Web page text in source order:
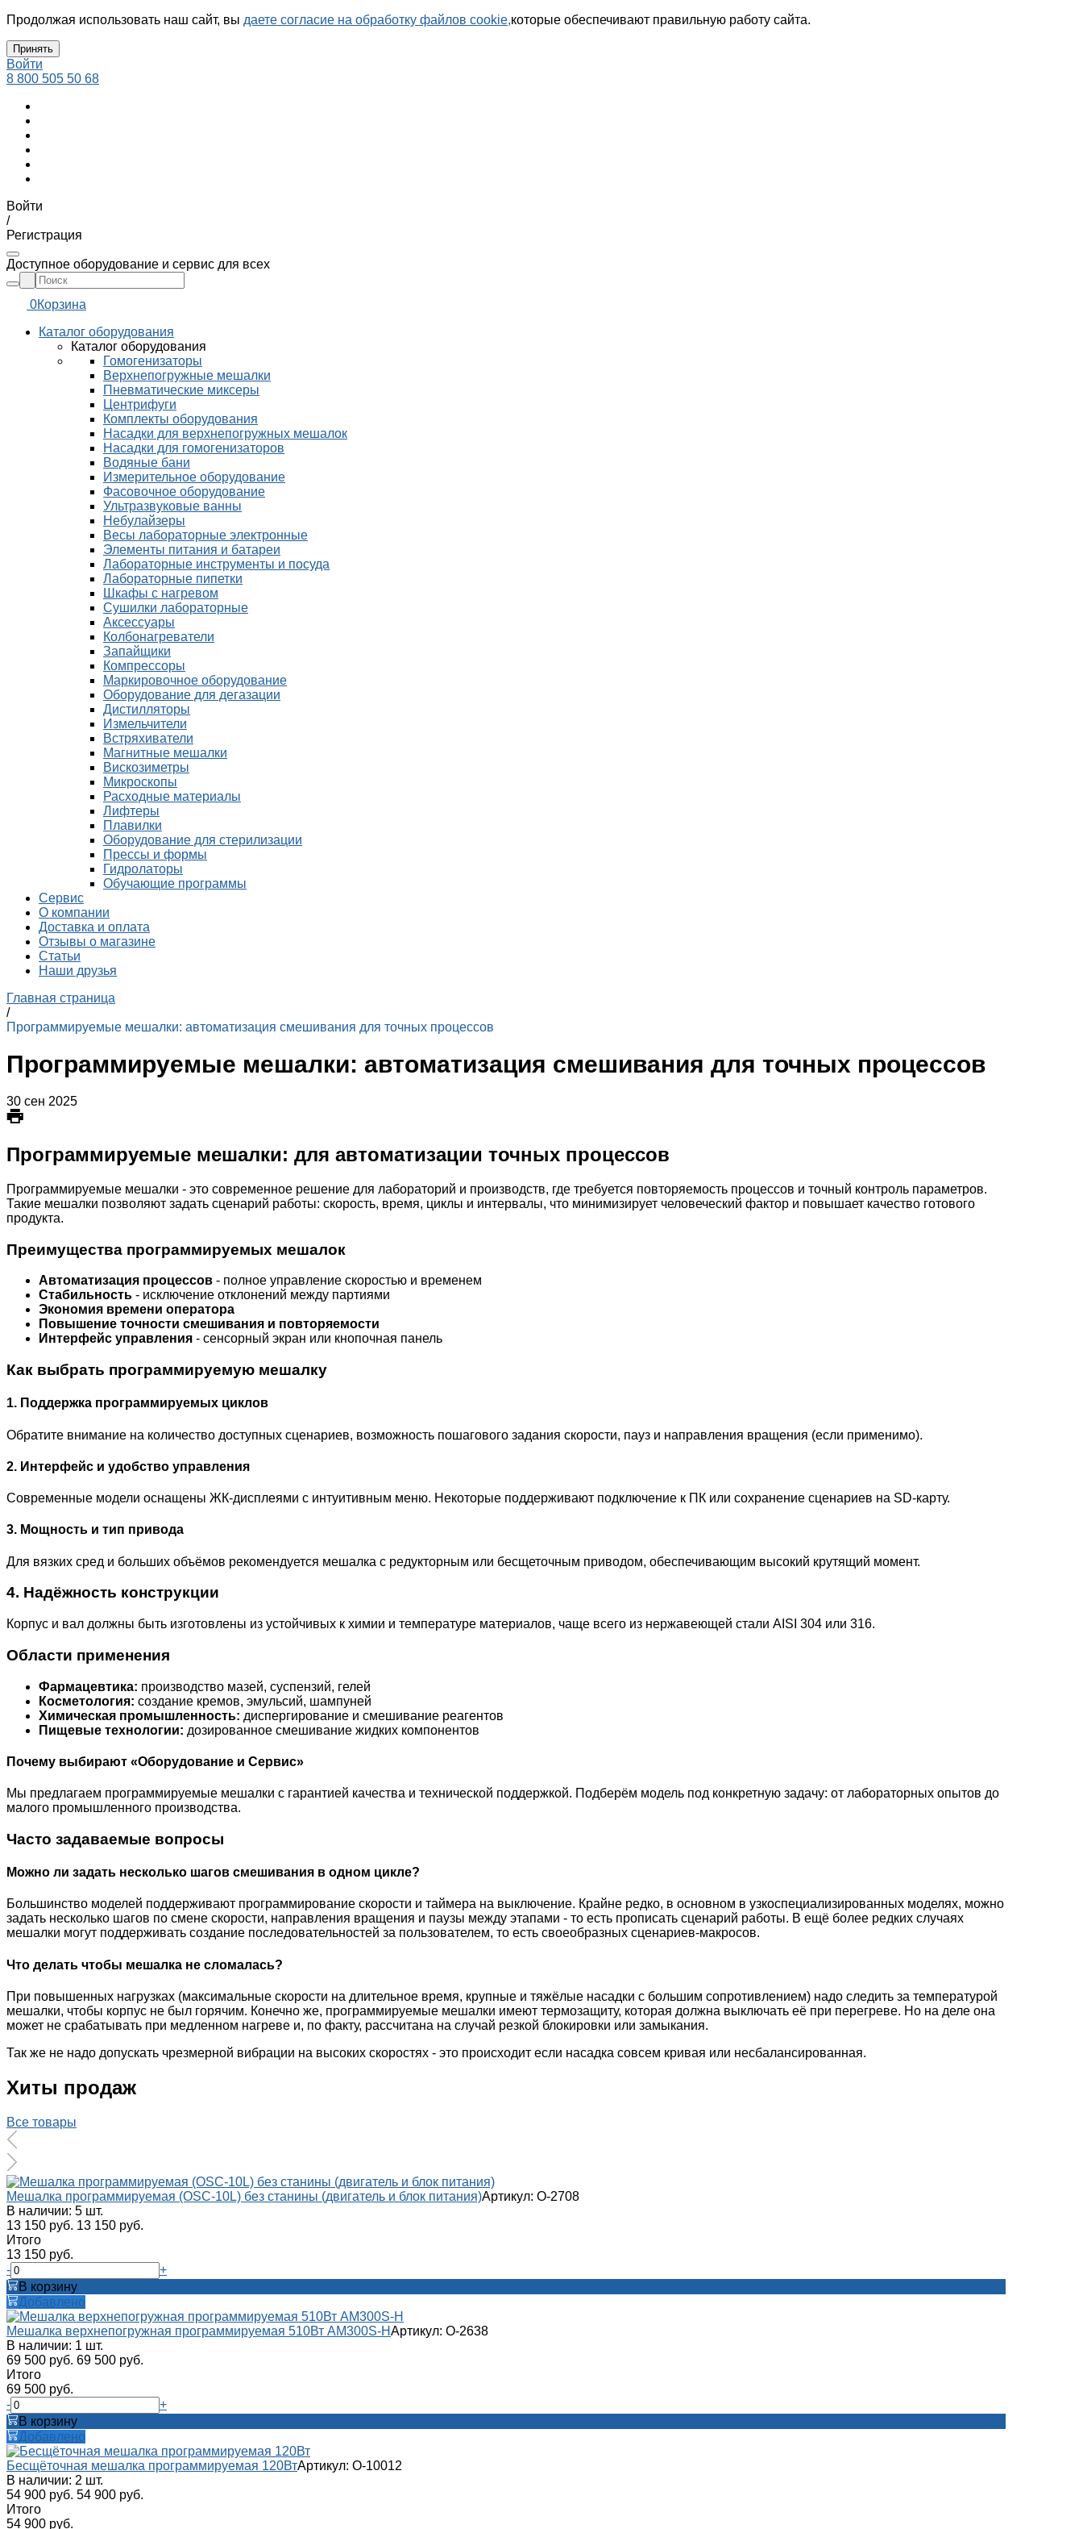
Продолжая использовать наш сайт, вы даете согласие на обработку файлов cookie,которые обеспечивают правильную работу сайта.
Принять
Войти
8 800 505 50 68
Войти
/
Регистрация
Доступное оборудование и сервис для всех
0Корзина
Каталог оборудования
Каталог оборудования
Гомогенизаторы
Верхнепогружные мешалки
Пневматические миксеры
Центрифуги
Комплекты оборудования
Насадки для верхнепогружных мешалок
Насадки для гомогенизаторов
Водяные бани
Измерительное оборудование
Фасовочное оборудование
Ультразвуковые ванны
Небулайзеры
Весы лабораторные электронные
Элементы питания и батареи
Лабораторные инструменты и посуда
Лабораторные пипетки
Шкафы с нагревом
Сушилки лабораторные
Аксессуары
Колбонагреватели
Запайщики
Компрессоры
Маркировочное оборудование
Оборудование для дегазации
Дистилляторы
Измельчители
Встряхиватели
Магнитные мешалки
Вискозиметры
Микроскопы
Расходные материалы
Лифтеры
Плавилки
Оборудование для стерилизации
Прессы и формы
Гидролаторы
Обучающие программы
Сервис
О компании
Доставка и оплата
Отзывы о магазине
Статьи
Наши друзья
Главная страница
/
Программируемые мешалки: автоматизация смешивания для точных процессов
Программируемые мешалки: автоматизация смешивания для точных процессов
30 сен 2025
Программируемые мешалки: для автоматизации точных процессов
Программируемые мешалки - это современное решение для лабораторий и производств, где требуется повторяемость процессов и точный контроль параметров.
Такие мешалки позволяют задать сценарий работы: скорость, время, циклы и интервалы, что минимизирует человеческий фактор и повышает качество готового
продукта.
Преимущества программируемых мешалок
Автоматизация процессов - полное управление скоростью и временем
Стабильность - исключение отклонений между партиями
Экономия времени оператора
Повышение точности смешивания и повторяемости
Интерфейс управления - сенсорный экран или кнопочная панель
Как выбрать программируемую мешалку
1. Поддержка программируемых циклов
Обратите внимание на количество доступных сценариев, возможность пошагового задания скорости, пауз и направления вращения (если применимо).
2. Интерфейс и удобство управления
Современные модели оснащены ЖК-дисплеями с интуитивным меню. Некоторые поддерживают подключение к ПК или сохранение сценариев на SD-карту.
3. Мощность и тип привода
Для вязких сред и больших объёмов рекомендуется мешалка с редукторным или бесщеточным приводом, обеспечивающим высокий крутящий момент.
4. Надёжность конструкции
Корпус и вал должны быть изготовлены из устойчивых к химии и температуре материалов, чаще всего из нержавеющей стали AISI 304 или 316.
Области применения
Фармацевтика: производство мазей, суспензий, гелей
Косметология: создание кремов, эмульсий, шампуней
Химическая промышленность: диспергирование и смешивание реагентов
Пищевые технологии: дозированное смешивание жидких компонентов
Почему выбирают «Оборудование и Сервис»
Мы предлагаем программируемые мешалки с гарантией качества и технической поддержкой. Подберём модель под конкретную задачу: от лабораторных опытов до
малого промышленного производства.
Часто задаваемые вопросы
Можно ли задать несколько шагов смешивания в одном цикле?
Большинство моделей поддерживают программирование скорости и таймера на выключение. Крайне редко, в основном в узкоспециализированных моделях, можно
задать несколько шагов по смене скорости, направления вращения и паузы между этапами - то есть прописать сценарий работы. В ещё более редких случаях
мешалки могут поддерживать создание последовательностей за пользователем, то есть своеобразных сценариев-макросов.
Что делать чтобы мешалка не сломалась?
При повышенных нагрузках (максимальные скорости на длительное время, крупные и тяжёлые насадки с большим сопротивлением) надо следить за температурой
мешалки, чтобы корпус не был горячим. Конечно же, программируемые мешалки имеют термозащиту, которая должна выключать её при перегреве. Но на деле она
может не срабатывать при медленном нагреве и, по факту, рассчитана на случай резкой блокировки или замыкания.
Так же не надо допускать чрезмерной вибрации на высоких скоростях - это происходит если насадка совсем кривая или несбалансированная.
Хиты продаж
Все товары
Мешалка программируемая (OSC-10L) без станины (двигатель и блок питания)Артикул: О-2708
В наличии: 5 шт.
13 150 руб. 13 150 руб.
Итого
13 150 руб.
-
+
В корзину
Добавлено
Мешалка верхнепогружная программируемая 510Вт AM300S-HАртикул: О-2638
В наличии: 1 шт.
69 500 руб. 69 500 руб.
Итого
69 500 руб.
-
+
В корзину
Добавлено
Бесщёточная мешалка программируемая 120ВтАртикул: О-10012
В наличии: 2 шт.
54 900 руб. 54 900 руб.
Итого
54 900 руб.